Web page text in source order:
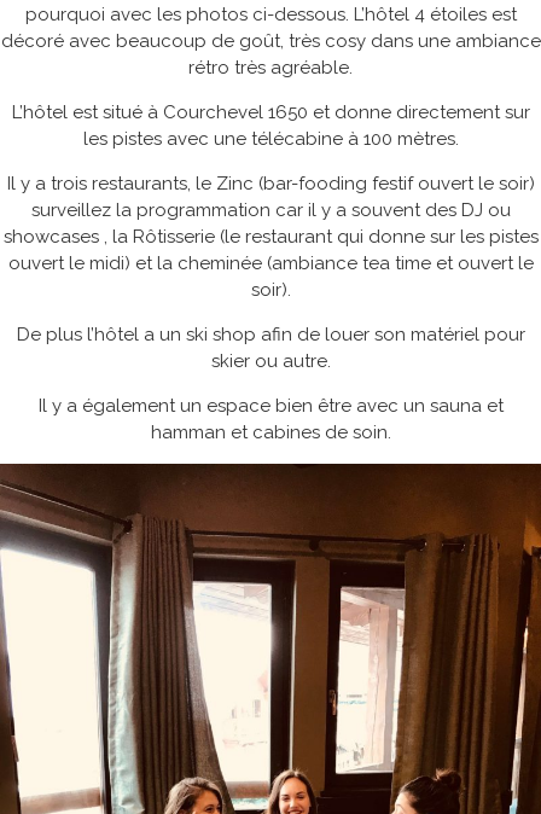
pourquoi avec les photos ci-dessous. L’hôtel 4 étoiles est
décoré avec beaucoup de goût, très cosy dans une ambiance
rétro très agréable.
L’hôtel est situé à Courchevel 1650 et donne directement sur
les pistes avec une télécabine à 100 mètres.
Il y a trois restaurants, le Zinc (bar-fooding festif ouvert le soir)
surveillez la programmation car il y a souvent des DJ ou
showcases , la Rôtisserie (le restaurant qui donne sur les pistes
ouvert le midi) et la cheminée (ambiance tea time et ouvert le
soir).
De plus l’hôtel a un ski shop afin de louer son matériel pour
skier ou autre.
Il y a également un espace bien être avec un sauna et
hamman et cabines de soin.